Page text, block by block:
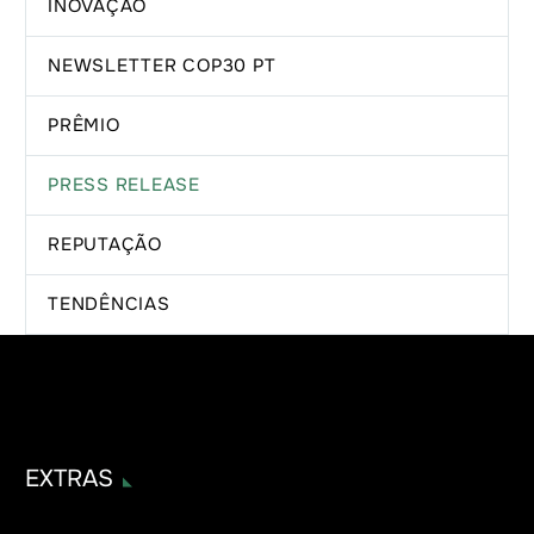
INOVAÇÃO
NEWSLETTER COP30 PT
PRÊMIO
PRESS RELEASE
REPUTAÇÃO
TENDÊNCIAS
EXTRAS